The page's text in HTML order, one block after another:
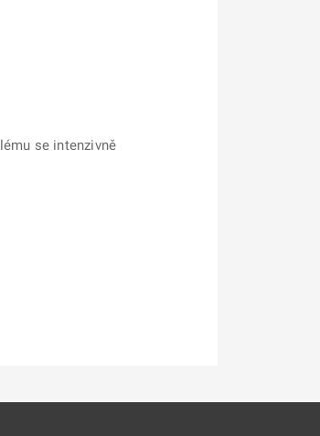
se intenzivně